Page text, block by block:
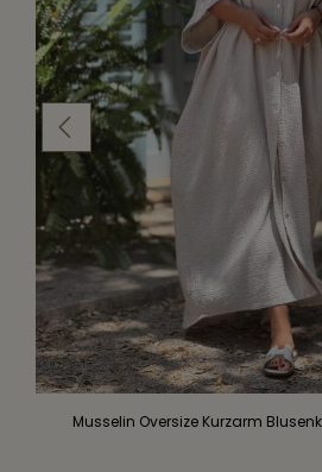
Musselin Oversize Kurzarm